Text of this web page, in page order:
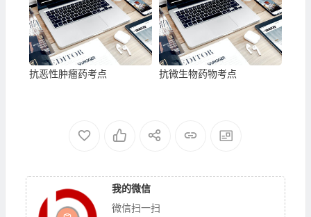
抗恶性肿瘤药考点 抗微生物药物考点
我的微信
微信扫一扫